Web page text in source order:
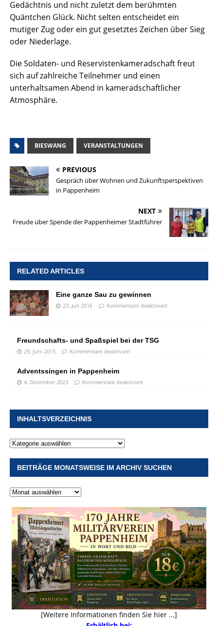
Gedächtnis und nicht zuletzt dem berühmten
Quäntchen Glück. Nicht selten entscheidet ein
mutiger Zug oder ein gut gesetztes Zeichen über Sieg
oder Niederlage.
Die Soldaten- und Reservistenkameradschaft freut
sich auf zahlreiche Teilnehmer und einen
unterhaltsamen Abend in kameradschaftlicher
Atmosphäre.
BIESWANG VERANSTALTUNGEN
PREVIOUS
Gespräch über Wohnen und Zukunftsperspektiven
in Pappenheim
NEXT
Freude über Spende der Pappenheimer Stadtführer
RELATED ARTICLES
Eine ganze Sau zu gewinnen
23. Juli 2016 Kommentare deaktiviert
Freundschafts- und Spaßspiel bei der TSG
29. Juni 2015 Kommentare deaktiviert
Adventssingen in Pappenheim
4. Dezember 2023 Kommentare deaktiviert
INHALTSVERZEICHNIS
BEITRÄGE MONATSWEISE IM ARCHIV SUCHEN
[Weitere Informationen finden Sie hier ...]